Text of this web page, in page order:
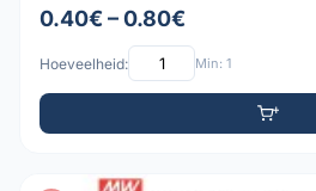
0.40€ – 0.80€
Hoeveelheid: Min: 1